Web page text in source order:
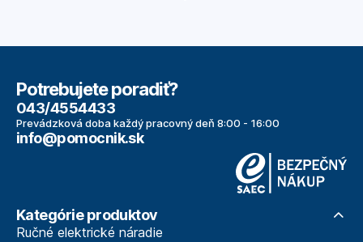
Potrebujete poradiť?
043/4554433
Prevádzková doba každý pracovný deň 8:00 - 16:00
info@pomocnik.sk
Kategórie produktov
Ručné elektrické náradie